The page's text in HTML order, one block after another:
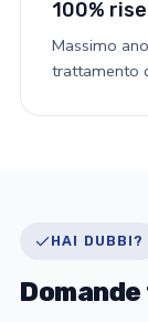
100%
Massimo
trattamento
HAI DUBBI?